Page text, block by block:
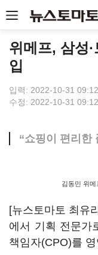
위메프, 삼성
입
입력: 2022-10-31
수정: 2022-10-31
“쇼핑이 편리한
김동민 위
[뉴스토마토 최유
에서 기획 전문가
책임자(CPO)를